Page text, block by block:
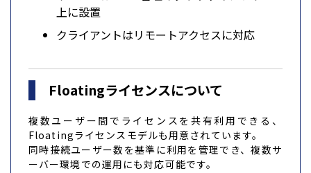
上に設置
クライアントはリモートアクセスに対応
Floatingライセンスについて
複数ユーザー間でライセンスを共有利用できる、
Floatingライセンスモデルも用意されています。
同時接続ユーザー数を基準に利用を管理でき、複数サ
ーバー環境での運用にも対応可能です。